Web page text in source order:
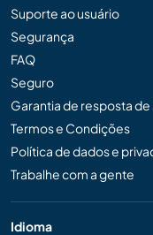
Suporte ao usuário
Segurança
FAQ
Seguro
Garantia de resposta
Termos e Condições
Política de dados e
Trabalhe com a gente
Idioma